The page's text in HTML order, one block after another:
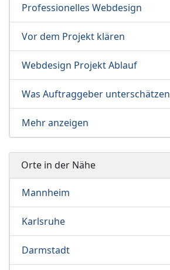
Professionelles Webdesign
Vor dem Projekt klären
Webdesign Projekt Ablauf
Was Auftraggeber unterschätzen
Mehr anzeigen
Orte in der Nähe
Mannheim
Karlsruhe
Darmstadt